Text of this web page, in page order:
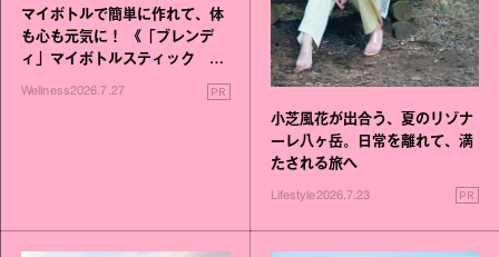
マイボトルで簡単に作れて、体
も心も元気に！ 《「ブレンデ
ィ」マイボトルスティック い
いこと毎日》シリーズが誕生
Wellness2026.7.27 PR
小芝風花が出合う、夏のリゾナ
ーレ八ヶ岳。日常を離れて、満
たされる旅へ
Lifestyle2026.7.23 PR